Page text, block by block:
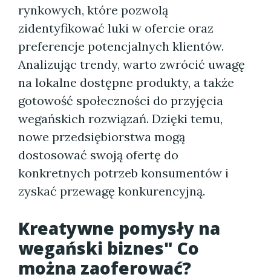
rynkowych, które pozwolą
zidentyfikować luki w ofercie oraz
preferencje potencjalnych klientów.
Analizując trendy, warto zwrócić uwagę
na lokalne dostępne produkty, a także
gotowość społeczności do przyjęcia
wegańskich rozwiązań. Dzięki temu,
nowe przedsiębiorstwa mogą
dostosować swoją ofertę do
konkretnych potrzeb konsumentów i
zyskać przewagę konkurencyjną.
Kreatywne pomysły na
wegański biznes" Co
można zaoferować?